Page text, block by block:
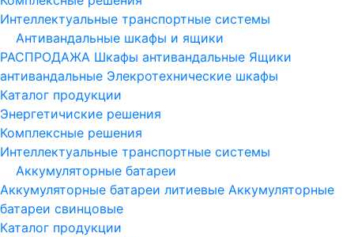
Интеллектуальные транспортные системы
Антивандальные шкафы и ящики
РАСПРОДАЖА Шкафы антивандальные Ящики
антивандальные Элекротехнические шкафы
Каталог продукции
Энергетичиские решения
Комплексные решения
Интеллектуальные транспортные системы
Аккумуляторные батареи
Аккумуляторные батареи литиевые Аккумуляторные
батареи свинцовые
Каталог продукции